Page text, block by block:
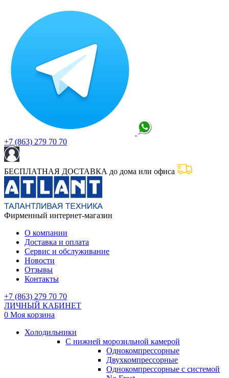
+7 (863) 279 70 70
БЕСПЛАТНАЯ ДОСТАВКА до дома или офиса
Фирменный интернет-магазин
О компании
Доставка и оплата
Сервис и обслуживание
Новости
Отзывы
Контакты
+7 (863) 279 70 70
ЛИЧНЫЙ КАБИНЕТ
0 Моя корзина
Холодильники
С нижней морозильной камерой
Однокомпрессорные
Двухкомпрессорные
Однокомпрессорные с системой